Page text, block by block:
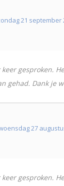
21 september
gesproken.
gehad. Dank je
27
gesproken.